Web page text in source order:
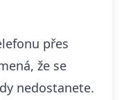
přes
že se
nedostanete.